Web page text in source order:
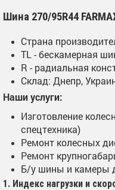
Шина 270/95R44
Страна
TL - бескамерная
R - радиальная
Склад: Днепр,
Наши услуги:
Изготовление
спецтехника)
Ремонт колесных
Ремонт
Б/у шины и камеры
1. Индекс нагрузки и